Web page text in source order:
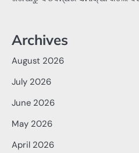
Archives
August 2026
July 2026
June 2026
May 2026
April 2026